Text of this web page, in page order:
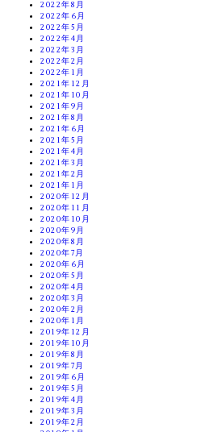
2022年8月
2022年6月
2022年5月
2022年4月
2022年3月
2022年2月
2022年1月
2021年12月
2021年10月
2021年9月
2021年8月
2021年6月
2021年5月
2021年4月
2021年3月
2021年2月
2021年1月
2020年12月
2020年11月
2020年10月
2020年9月
2020年8月
2020年7月
2020年6月
2020年5月
2020年4月
2020年3月
2020年2月
2020年1月
2019年12月
2019年10月
2019年8月
2019年7月
2019年6月
2019年5月
2019年4月
2019年3月
2019年2月